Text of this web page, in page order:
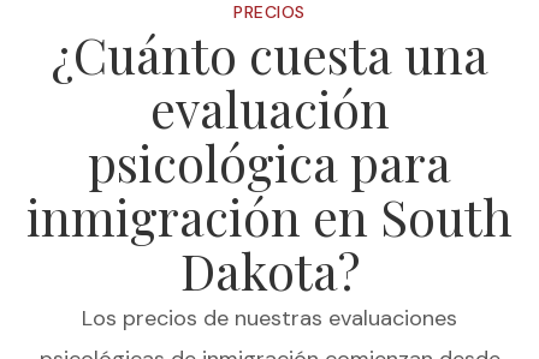
PRECIOS
¿Cuánto cuesta una
evaluación
psicológica para
inmigración en South
Dakota?
Los precios de nuestras evaluaciones